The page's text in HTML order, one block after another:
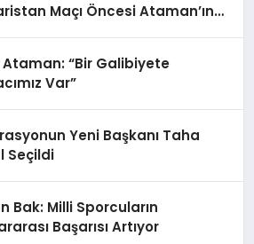
Maçı Öncesi Ataman’ın
Ataman: “Bir Galibiyete
Var”
Yeni Başkanı Taha
Seçildi
Bak: Milli Sporcuların
Başarısı Artıyor